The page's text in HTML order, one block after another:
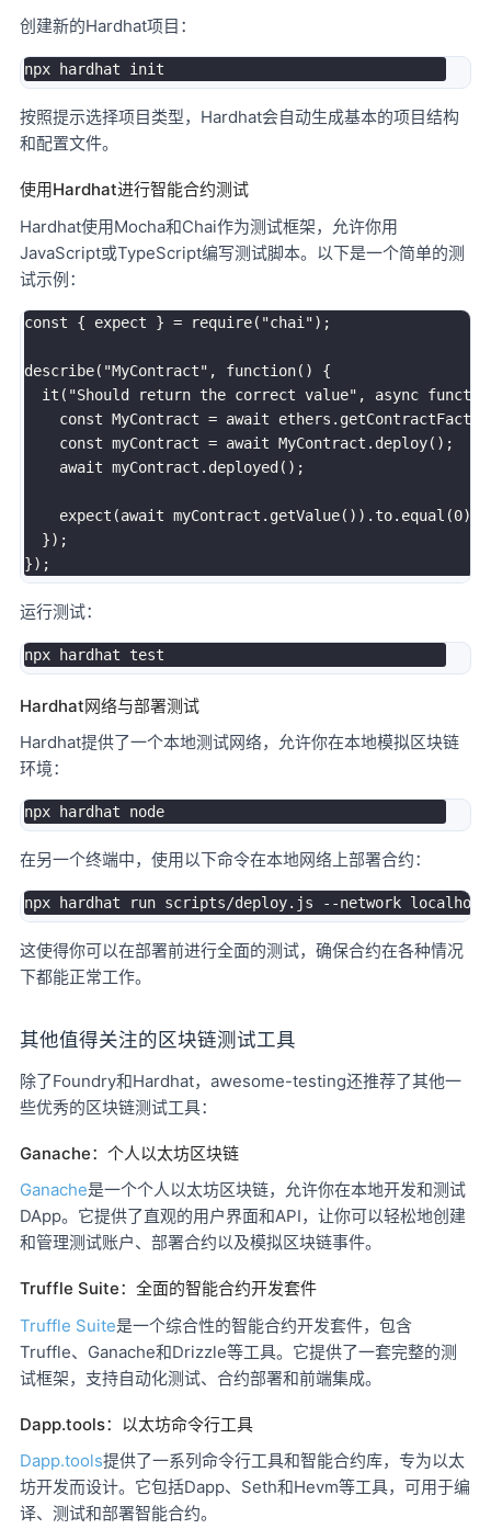
创建新的Hardhat项目：
按照提示选择项目类型，Hardhat会自动生成基本的项目结构
和配置文件。
使用Hardhat进行智能合约测试
Hardhat使用Mocha和Chai作为测试框架，允许你用
JavaScript或TypeScript编写测试脚本。以下是一个简单的测
试示例：
const { expect } = require("chai");
describe("MyContract", function() {
it("Should return the correct value", async
const MyContract = await
    const myContract = await MyContract.deploy();
    await myContract.deployed();
    expect(await myContract.getValue()).to.equal(0);
  });
运行测试：
Hardhat网络与部署测试
Hardhat提供了一个本地测试网络，允许你在本地模拟区块链
环境：
在另一个终端中，使用以下命令在本地网络上部署合约：
这使得你可以在部署前进行全面的测试，确保合约在各种情况
下都能正常工作。
其他值得关注的区块链测试工具
除了Foundry和Hardhat，awesome-testing还推荐了其他一
些优秀的区块链测试工具：
Ganache：个人以太坊区块链
Ganache是一个个人以太坊区块链，允许你在本地开发和测试
DApp。它提供了直观的用户界面和API，让你可以轻松地创建
和管理测试账户、部署合约以及模拟区块链事件。
Truffle Suite：全面的智能合约开发套件
Truffle Suite是一个综合性的智能合约开发套件，包含
Truffle、Ganache和Drizzle等工具。它提供了一套完整的测
试框架，支持自动化测试、合约部署和前端集成。
Dapp.tools：以太坊命令行工具
Dapp.tools提供了一系列命令行工具和智能合约库，专为以太
坊开发而设计。它包括Dapp、Seth和Hevm等工具，可用于编
译、测试和部署智能合约。